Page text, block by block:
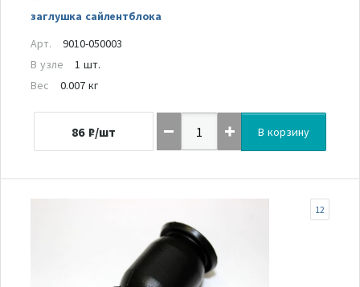
заглушка сайлентблока
Арт.
9010-050003
В узле
1 шт.
Вес
0.007 кг
86 ₽/шт В корзину
12